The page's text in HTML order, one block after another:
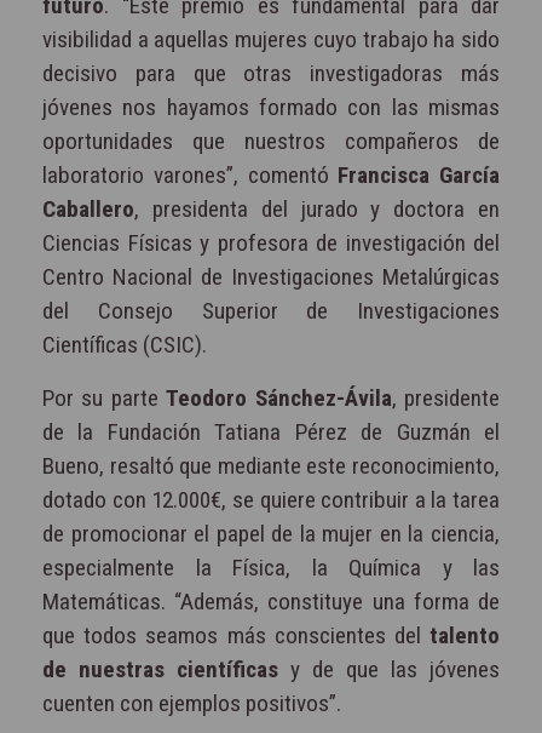
futuro. “Este premio es fundamental para dar
visibilidad a aquellas mujeres cuyo trabajo ha sido
decisivo para que otras investigadoras más
jóvenes nos hayamos formado con las mismas
oportunidades que nuestros compañeros de
laboratorio varones”, comentó Francisca García
Caballero, presidenta del jurado y doctora en
Ciencias Físicas y profesora de investigación del
Centro Nacional de Investigaciones Metalúrgicas
del Consejo Superior de Investigaciones
Científicas (CSIC).
Por su parteTeodoro Sánchez-Ávila, presidente
de la Fundación Tatiana Pérez de Guzmán el
Bueno, resaltó que mediante este reconocimiento,
dotado con 12.000€, se quiere contribuir a la tarea
de promocionar el papel de la mujer en la ciencia,
especialmente la Física, la Química y las
Matemáticas. “Además, constituye una forma de
que todos seamos más conscientes del talento
de nuestras científicas y de que las jóvenes
cuenten con ejemplos positivos”.